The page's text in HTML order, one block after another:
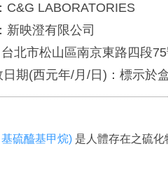
C&G LABORATORIES
新映澄有限公司
北市松山區南京東路四段75
日期(西元年/月/日)：標示於
硫醯基甲烷) 是人體存在之硫